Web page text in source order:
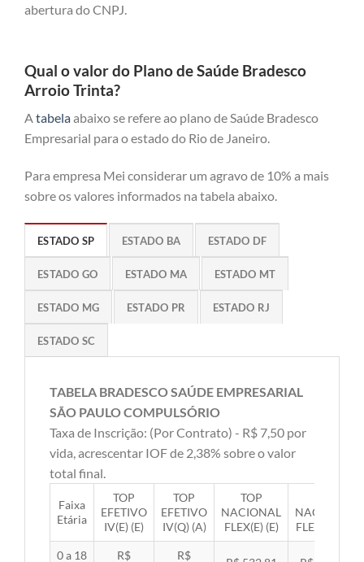
abertura do CNPJ.
Qual o valor do Plano de Saúde Bradesco
Arroio Trinta?
Atabelaabaixo se refere ao plano de Saúde Bradesco
Empresarial para o estado do Rio de Janeiro.
Para empresa Mei considerar um agravo de 10% a mais
sobre os valores informados na tabela abaixo.
ESTADO SP ESTADO BA ESTADO DF
ESTADO GO ESTADO MA ESTADO MT
ESTADO MG ESTADO PR ESTADO RJ
ESTADO SC
TABELA BRADESCO SAÚDE EMPRESARIAL
SÃO PAULO COMPULSÓRIO
Taxa de Inscrição: (Por Contrato) - R$ 7,50 por
vida, acrescentar IOF de 2,38% sobre o valor
total final.
Faixa
Etária
TOP
EFETIVO
IV(E) (E)
TOP
EFETIVO
IV(Q) (A)
TOP
NACIONAL
FLEX(E) (E)
NACIONAL
FLEX(Q) (A)
0 a 18 R$ R$